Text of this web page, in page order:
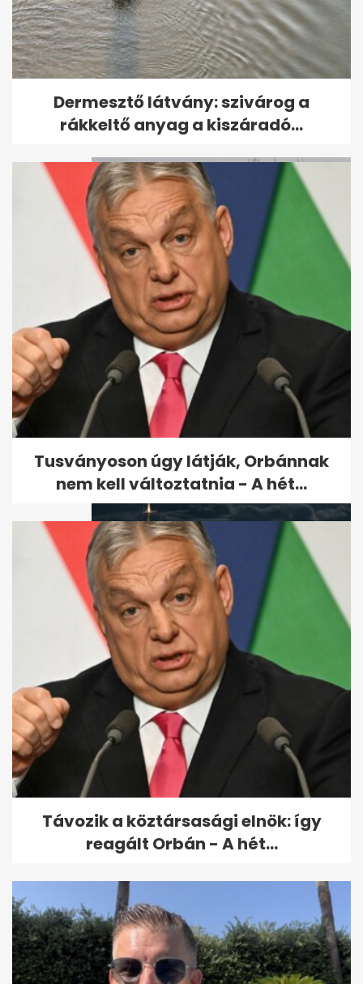
A bukaresti magyar konzul
halálos balesetet szenvedett
Elsüllyedt luxusjacht:
megtalálták az utolsó
holttestet
Egy térfigyelő kamera
felvette, ahogy elsüllyedt a
luxusjacht...
Dermesztő látvány: szivárog a
rákkeltő anyag a kiszáradó...
Tusványoson úgy látják, Orbánnak
nem kell változtatnia - A hét...
Távozik a köztársasági elnök: így
reagált Orbán - A hét...